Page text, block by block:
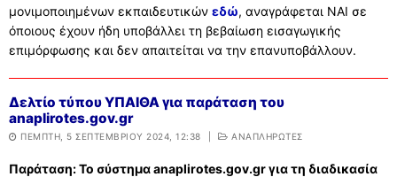
μονιμοποιημένων εκπαιδευτικών εδώ, αναγράφεται ΝΑΙ σε
όποιους έχουν ήδη υποβάλλει τη βεβαίωση εισαγωγικής
επιμόρφωσης και δεν απαιτείται να την επανυποβάλλουν.
Δελτίο τύπου ΥΠΑΙΘΑ για παράταση του
anaplirotes.gov.gr
ΠΈΜΠΤΗ, 5 ΣΕΠΤΕΜΒΡΊΟΥ 2024, 12:38 ΑΝΑΠΛΗΡΩΤΕΣ
Παράταση: Το σύστημα anaplirotes.gov.gr για τη διαδικασία